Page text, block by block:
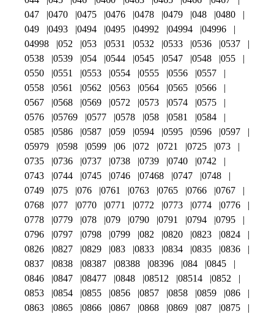
047
0470 0475 0476 0478 0479 048
0480
049
0493 0494 0495 04992 04994
04996
04998
052 053 0531 0532 0533 0536
0537
0538
0539 054 0544 0545 0547 0548
055
0550
0551 0553 0554 0555 0556
0557
0558
0561 0562 0563 0564 0565
0566
0567
0568 0569 0572 0573 0574
0575
0576
05769 0577 0578 058 0581
0584
0585
0586 0587 059 0594 0595 0596
0597
05979
0598 0599 06 072 0721 0725
073
0735
0736 0737 0738 0739 0740
0742
0743
0744 0745 0746 07468 0747
0748
0749
075 076 0761 0763 0765 0766
0767
0768
077 0770 0771 0772 0773 0774
0776
0778
0779 078 079 0790 0791 0794
0795
0796
0797 0798 0799 082 0820 0823
0824
0826
0827 0829 083 0833 0834 0835
0836
0837
0838 08387 08388 08396 084
0845
0846
0847 08477 0848 08512 08514
0852
0853
0854 0855 0856 0857 0858 0859
086
0863
0865 0866 0867 0868 0869 087
0875